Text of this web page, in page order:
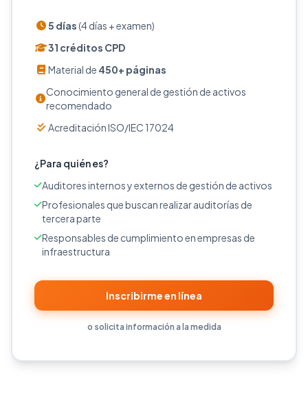
5 días(4 días + examen)
31 créditos CPD
Material de 450+ páginas
Conocimiento general de gestión de activos
recomendado
Acreditación ISO/IEC 17024
¿Para quién es?
Auditores internos y externos de gestión de activos
Profesionales que buscan realizar auditorías de
tercera parte
Responsables de cumplimiento en empresas de
infraestructura
Inscribirme en línea
o solicita información a la medida